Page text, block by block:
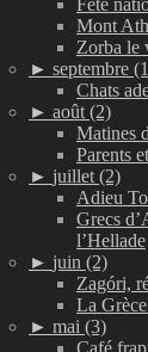
Mont
Zorba le
► septembre
Chats
► août (2)
Matines
Parents
► juillet (2)
Adieu
Grecs
l’Hellade
► juin (2)
Zagóri,
La
► mai (3)
Café